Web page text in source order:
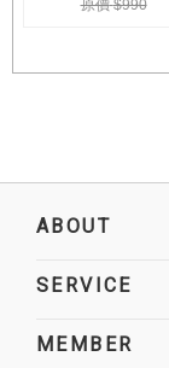
ABOUT
SERVICE
MEMBER